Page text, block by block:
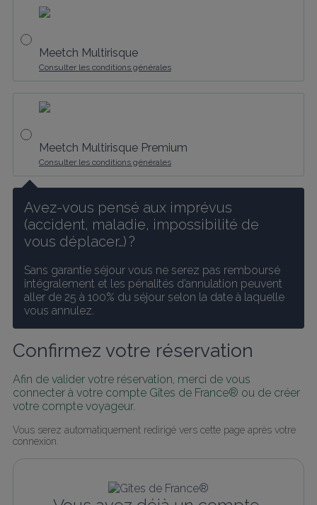
Meetch Multirisque
Consulter les conditions générales
Meetch Multirisque Premium
Consulter les conditions générales
Avez-vous pensé aux imprévus
(accident, maladie, impossibilité de
vous déplacer…) ?
Sans garantie séjour vous ne serez pas remboursé
intégralement et les pénalités d’annulation peuvent
aller de 25 à 100% du séjour selon la date à laquelle
vous annulez.
Confirmez votre réservation
Afin de valider votre réservation, merci de vous
connecter à votre compte Gîtes de France® ou de créer
votre compte voyageur.
Vous serez automatiquement redirigé vers cette page après votre
connexion.